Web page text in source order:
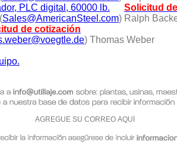
PLC digital, 60000 lb.
Solicitud
Sales@AmericanSteel.com) Ralph
de cotización
) Thomas Weber